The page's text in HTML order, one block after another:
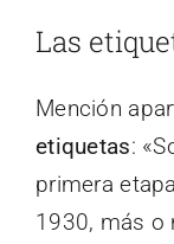
Las
Mención
etiquetas:
primera
1930, más o